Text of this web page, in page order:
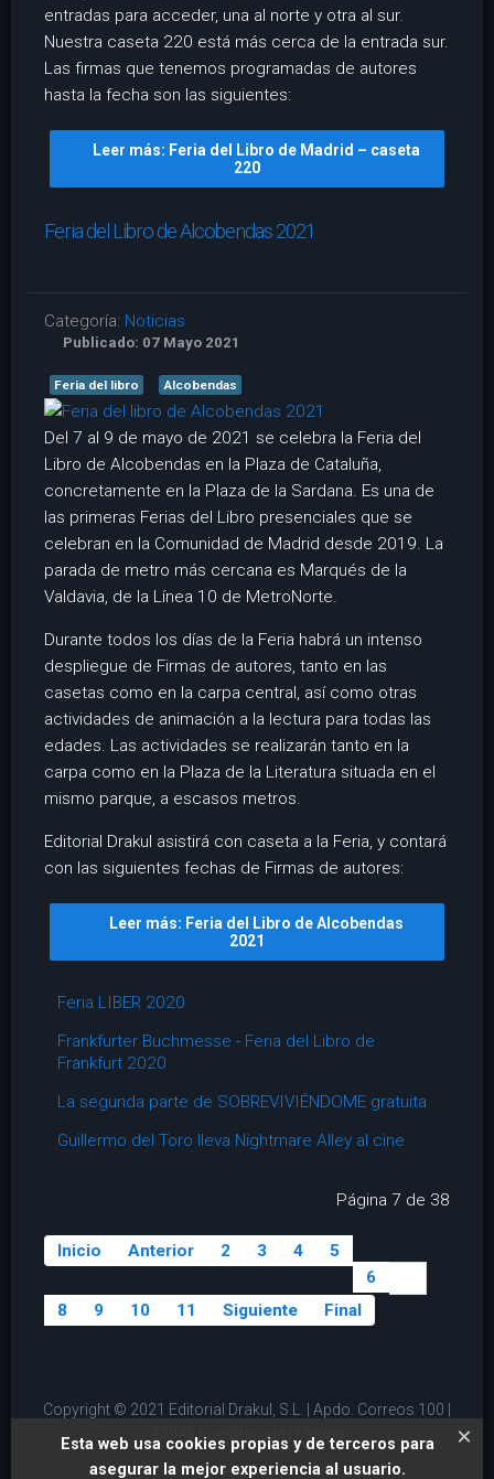
Esta web usa cookies propias y de terceros para
asegurar la mejor experiencia al usuario.
×
entradas para acceder, una al norte y otra al sur.
Nuestra caseta 220 está más cerca de la entrada sur.
Las firmas que tenemos programadas de autores
hasta la fecha son las siguientes:
Leer más: Feria del Libro de Madrid – caseta
220
Feria del Libro de Alcobendas 2021
Categoría: Noticias
Publicado: 07 Mayo 2021
Feria del libro Alcobendas
Del 7 al 9 de mayo de 2021 se celebra la Feria del
Libro de Alcobendas en la Plaza de Cataluña,
concretamente en la Plaza de la Sardana. Es una de
las primeras Ferias del Libro presenciales que se
celebran en la Comunidad de Madrid desde 2019. La
parada de metro más cercana es Marqués de la
Valdavia, de la Línea 10 de MetroNorte.
Durante todos los días de la Feria habrá un intenso
despliegue de Firmas de autores, tanto en las
casetas como en la carpa central, así como otras
actividades de animación a la lectura para todas las
edades. Las actividades se realizarán tanto en la
carpa como en la Plaza de la Literatura situada en el
mismo parque, a escasos metros.
Editorial Drakul asistirá con caseta a la Feria, y contará
con las siguientes fechas de Firmas de autores:
Leer más: Feria del Libro de Alcobendas
2021
Feria LIBER 2020
Frankfurter Buchmesse - Feria del Libro de
Frankfurt 2020
La segunda parte de SOBREVIVIÉNDOME gratuita
Guillermo del Toro lleva Nightmare Alley al cine
Página 7 de 38
Inicio Anterior 2 3 4
5
6
8
9 10 11 Siguiente Final
Copyright © 2021 Editorial Drakul, S.L. | Apdo. Correos 100 |
28945 Fuenlabrada | Madrid